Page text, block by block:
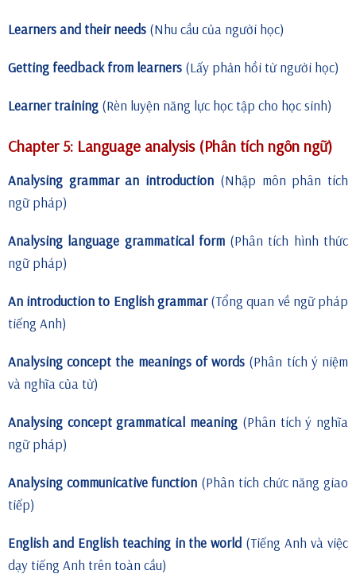
Learners and their needs (Nhu cầu của người học)
Getting feedback from learners (Lấy phản hồi từ người học)
Learner training (Rèn luyện năng lực học tập cho học sinh)
Chapter 5: Language analysis (Phân tích ngôn ngữ)
Analysing grammar an introduction (Nhập môn phân tích
ngữ pháp)
Analysing language grammatical form(Phân tích hình thức
ngữ pháp)
An introduction to English grammar(Tổng quan về ngữ pháp
tiếng Anh)
Analysing concept the meanings of words (Phân tích ý niệm
và nghĩa của từ)
Analysing concept grammatical meaning (Phân tích ý nghĩa
ngữ pháp)
Analysing communicative function (Phân tích chức năng giao
tiếp)
English and English teaching in the world (Tiếng Anh và việc
dạy tiếng Anh trên toàn cầu)